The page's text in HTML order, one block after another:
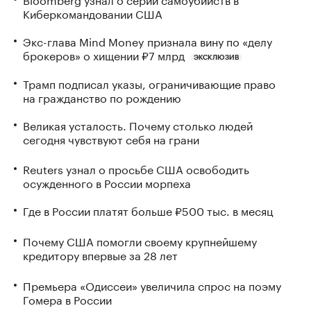
Киберкомандовании США
Экс-глава Mind Money признала вину по «делу
брокеров» о хищении ₽7 млрд
ЭКСКЛЮЗИВ
Трамп подписал указы, ограничивающие право
на гражданство по рождению
Великая усталость. Почему столько людей
сегодня чувствуют себя на грани
Reuters узнал о просьбе США освободить
осужденного в России морпеха
Где в России платят больше ₽500 тыс. в месяц
Почему США помогли своему крупнейшему
кредитору впервые за 28 лет
Премьера «Одиссеи» увеличила спрос на поэму
Гомера в России